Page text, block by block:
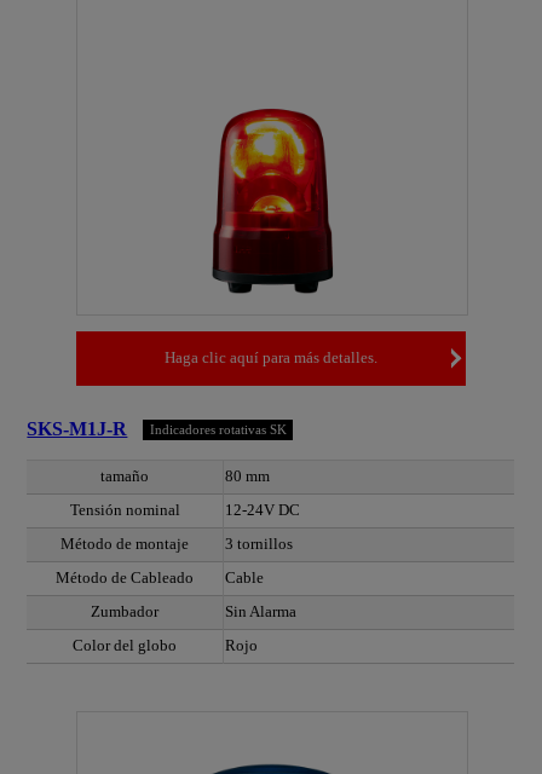
Haga clic aquí para más detalles.
SKS-M1J-R Indicadores rotativas SK
tamaño
80 mm
Tensión nominal
12-24V DC
Método de montaje
3 tornillos
Método de Cableado
Cable
Zumbador
Sin Alarma
Color del globo
Rojo